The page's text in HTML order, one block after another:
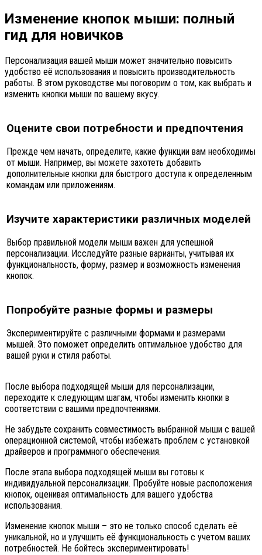
Изменение кнопок мыши: полный
гид для новичков
Персонализация вашей мыши может значительно повысить
удобство её использования и повысить производительность
работы. В этом руководстве мы поговорим о том, как выбрать и
изменить кнопки мыши по вашему вкусу.
Оцените свои потребности и предпочтения
Прежде чем начать, определите, какие функции вам необходимы
от мыши. Например, вы можете захотеть добавить
дополнительные кнопки для быстрого доступа к определенным
командам или приложениям.
Изучите характеристики различных моделей
Выбор правильной модели мыши важен для успешной
персонализации. Исследуйте разные варианты, учитывая их
функциональность, форму, размер и возможность изменения
кнопок.
Попробуйте разные формы и размеры
Экспериментируйте с различными формами и размерами
мышей. Это поможет определить оптимальное удобство для
вашей руки и стиля работы.
После выбора подходящей мыши для персонализации,
переходите к следующим шагам, чтобы изменить кнопки в
соответствии с вашими предпочтениями.
Не забудьте сохранить совместимость выбранной мыши с вашей
операционной системой, чтобы избежать проблем с установкой
драйверов и программного обеспечения.
После этапа выбора подходящей мыши вы готовы к
индивидуальной персонализации. Пробуйте новые расположения
кнопок, оценивая оптимальность для вашего удобства
использования.
Изменение кнопок мыши – это не только способ сделать её
уникальной, но и улучшить её функциональность с учетом ваших
потребностей. Не бойтесь экспериментировать!